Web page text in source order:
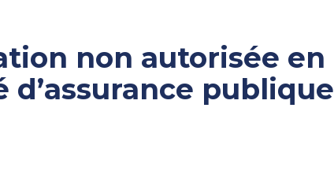
non autorisée en
d’assurance publique